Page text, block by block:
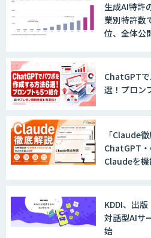
戦略策定か
ジェント開発
WARP NEXT
LINE WORKS
ト
生成AI特許
業別特許数
位、全体公
ChatGPT
選！プロン
「Claude
ChatGPT
Claudeを
KDDI、出
対話型AIサ
始